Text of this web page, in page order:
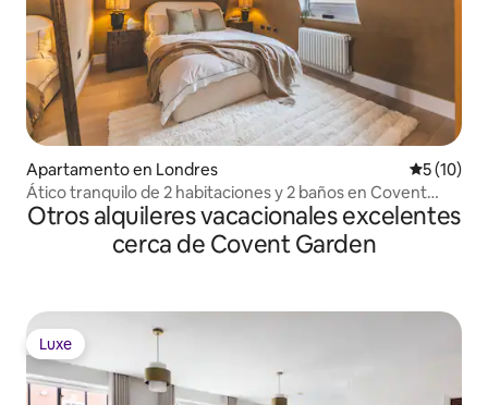
Apartamento en Londres
5 (10)
Ático tranquilo de 2 habitaciones y 2 baños en Covent
Garden
Otros alquileres vacacionales excelentes
cerca de Covent Garden
Luxe
Luxe